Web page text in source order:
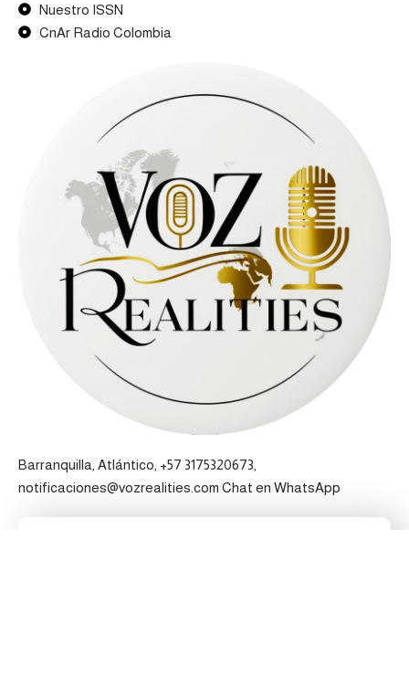
Nuestro ISSN
CnAr Radio Colombia
Barranquilla, Atlántico, +57 3175320673,
notificaciones@vozrealities.com Chat en WhatsApp